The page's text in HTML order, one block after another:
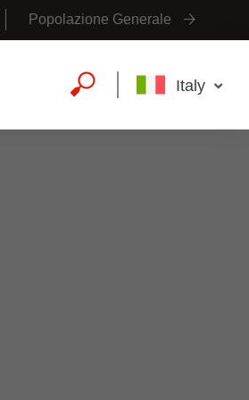
Popolazione Generale
Italy